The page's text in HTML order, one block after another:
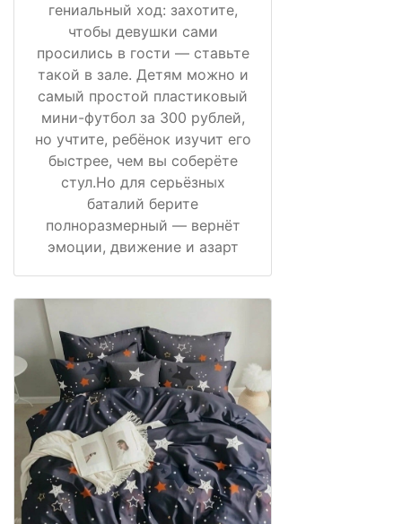
гениальный ход: захотите,
чтобы девушки сами
просились в гости — ставьте
такой в зале. Детям можно и
самый простой пластиковый
мини-футбол за 300 рублей,
но учтите, ребёнок изучит его
быстрее, чем вы соберёте
стул.Но для серьёзных
баталий берите
полноразмерный — вернёт
эмоции, движение и азарт